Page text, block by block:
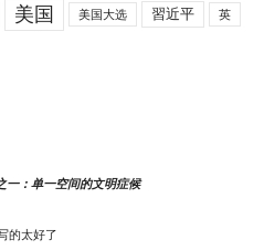
美国 美国大选 習近平 英
一：单一空间的文明症候
的太好了